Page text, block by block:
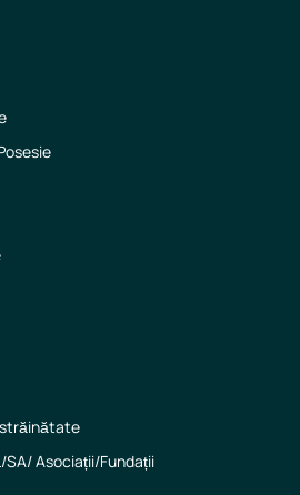
străinătate
Asociații/Fundații